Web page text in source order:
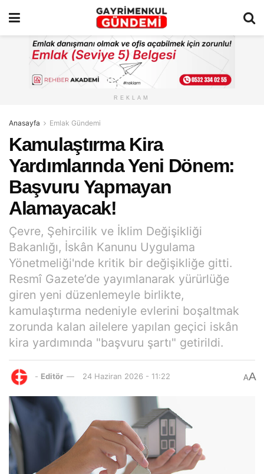
REKLAM
Anasayfa Emlak Gündemi
Kamulaştırma Kira
Yardımlarında Yeni Dönem:
Başvuru Yapmayan
Alamayacak!
Çevre, Şehircilik ve İklim Değişikliği
Bakanlığı, İskân Kanunu Uygulama
Yönetmeliği'nde kritik bir değişikliğe gitti.
Resmî Gazete’de yayımlanarak yürürlüğe
giren yeni düzenlemeyle birlikte,
kamulaştırma nedeniyle evlerini boşaltmak
zorunda kalan ailelere yapılan geçici iskân
kira yardımında "başvuru şartı" getirildi.
- Editör 24 Haziran 2026 - 11:22 AA